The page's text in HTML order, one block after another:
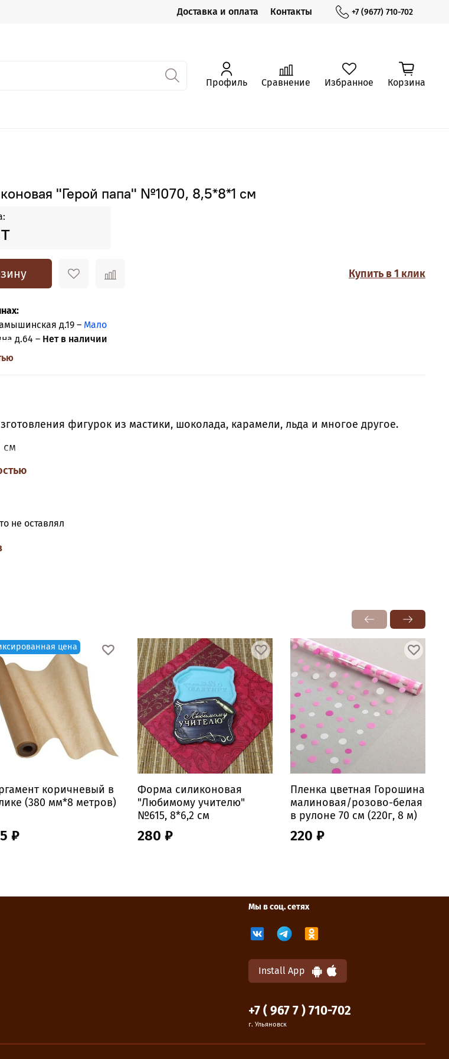
Доставка и оплата Контакты +7 (9677) 710-702
Профиль Сравнение Избранное Корзина
"Герой папа" №1070, 8,5*8*1 см
Купить в 1 клик
д.19 – Мало
д.64 – Нет в наличии
фигурок из мастики, шоколада, карамели, льда и многое другое.
см
~72 грамм
не оставлял
цена
коричневый в
(380 мм*8 метров)
₽
Форма силиконовая
"Любимому учителю"
№615, 8*6,2 см
280 ₽
Пленка цветная Горошина
малиновая/розово-белая
в рулоне 70 см (220г, 8 м)
220 ₽
Мы в соц. сетях
Install App
+7 ( 967 7 ) 710-702
г. Ульяновск